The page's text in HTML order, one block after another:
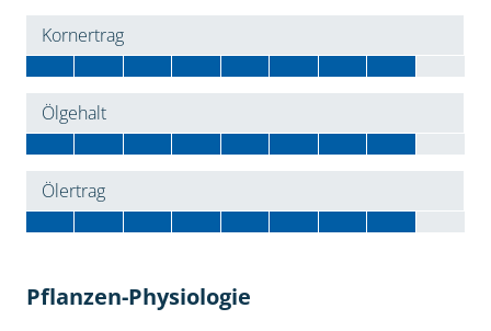
Kornertrag
Ölgehalt
Ölertrag
Pflanzen-Physiologie